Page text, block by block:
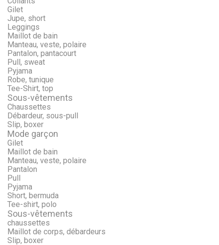
Gilet
Jupe, short
Leggings
Maillot de bain
Manteau, veste, polaire
Pantalon, pantacourt
Pull, sweat
Pyjama
Robe, tunique
Tee-Shirt, top
Sous-vêtements
Chaussettes
Débardeur, sous-pull
Slip, boxer
Mode garçon
Gilet
Maillot de bain
Manteau, veste, polaire
Pantalon
Pull
Pyjama
Short, bermuda
Tee-shirt, polo
Sous-vêtements
chaussettes
Maillot de corps, débardeurs
Slip, boxer